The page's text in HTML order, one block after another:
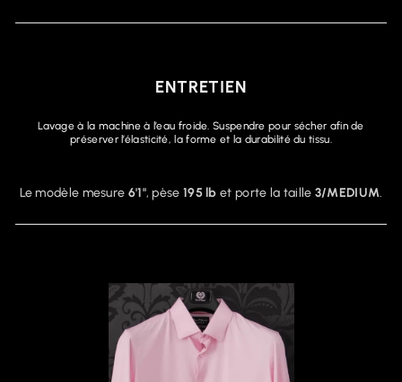
ENTRETIEN
Lavage à la machine à l’eau froide. Suspendre pour sécher afin de
préserver l’élasticité, la forme et la durabilité du tissu.
Le modèle mesure 6'1", pèse 195 lb et porte la taille 3/MEDIUM.